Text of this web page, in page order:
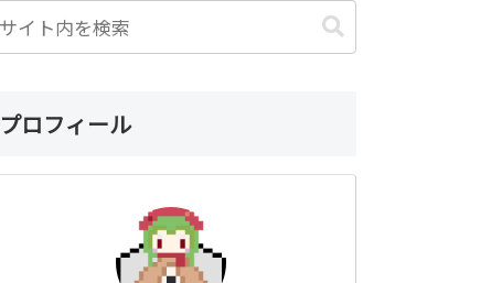
プロフィール